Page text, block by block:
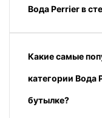
Вода Perrier в
Какие самые
категории Вода
бутылке?